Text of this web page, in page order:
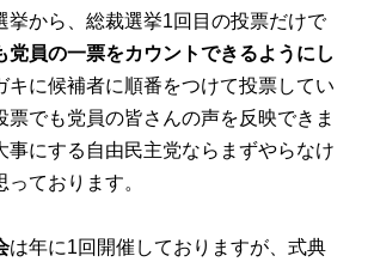
挙から、総裁選挙1回目の投票だけで
党員の一票をカウントできるようにし
キに候補者に順番をつけて投票してい
票でも党員の皆さんの声を反映できま
事にする自由民主党ならまずやらなけ
ております。
は年に1回開催しておりますが、式典